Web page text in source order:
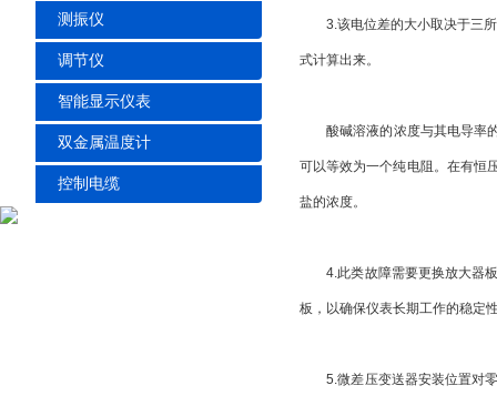
测振仪
调节仪
智能显示仪表
双金属温度计
控制电缆
3.该电位差的大小取决于三所氧
式计算出来。
酸碱溶液的浓度与其电导率的大
可以等效为一个纯电阻。在有恒压
盐的浓度。
4.此类故障需要更换放大器板
板，以确保仪表长期工作的稳定
5.微差压变送器安装位置对零位